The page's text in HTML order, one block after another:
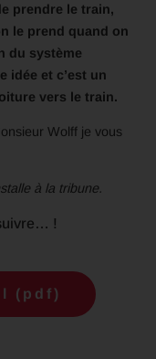
prendre le train,
le prend quand on
du système
idée et c’est un
vers le train.
Wolff je vous
à la tribune.
!
(pdf)